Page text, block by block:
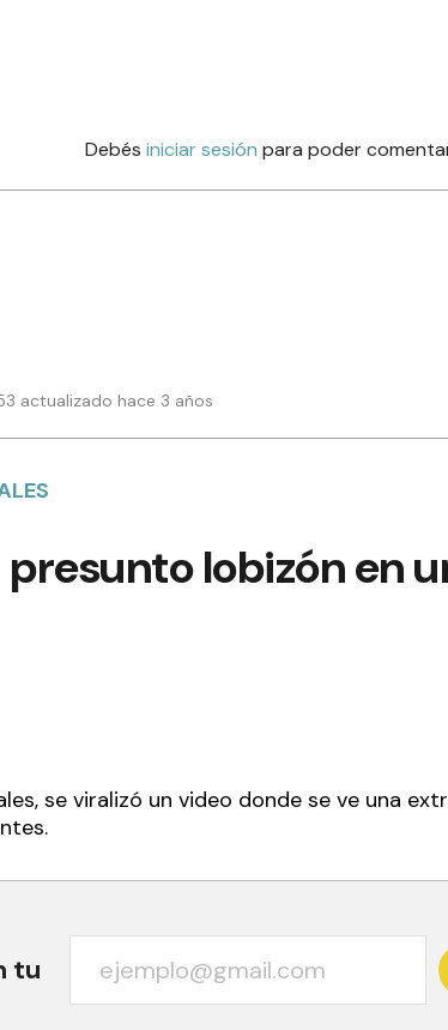
Debés iniciar sesión para poder
actualizado hace 3 años
lobizón en
se viralizó un video donde se ve una
tu